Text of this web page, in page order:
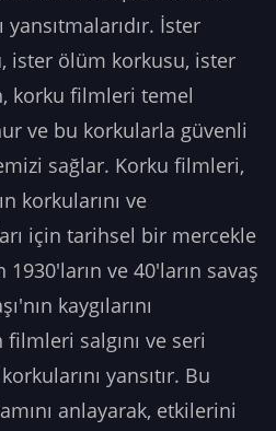
yansıtmalarıdır. İster
ister ölüm korkusu, ister
korku filmleri temel
ve bu korkularla güvenli
sağlar. Korku filmleri,
korkularını ve
için tarihsel bir mercekle
ve 40'ların savaş
kaygılarını
filmleri salgını ve seri
yansıtır. Bu
anlayarak, etkilerini